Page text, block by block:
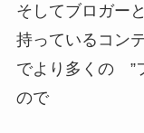
そしてブロガー
持っているコン
でより多くの ”
ので